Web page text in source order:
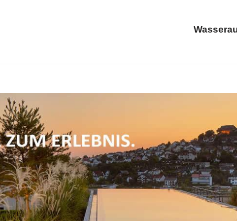
✓Schwimmbäder, Schwimmbadtechnik, Whirlpool,
in Schweighausen. Mit uns an Ihrer Seite ✉.